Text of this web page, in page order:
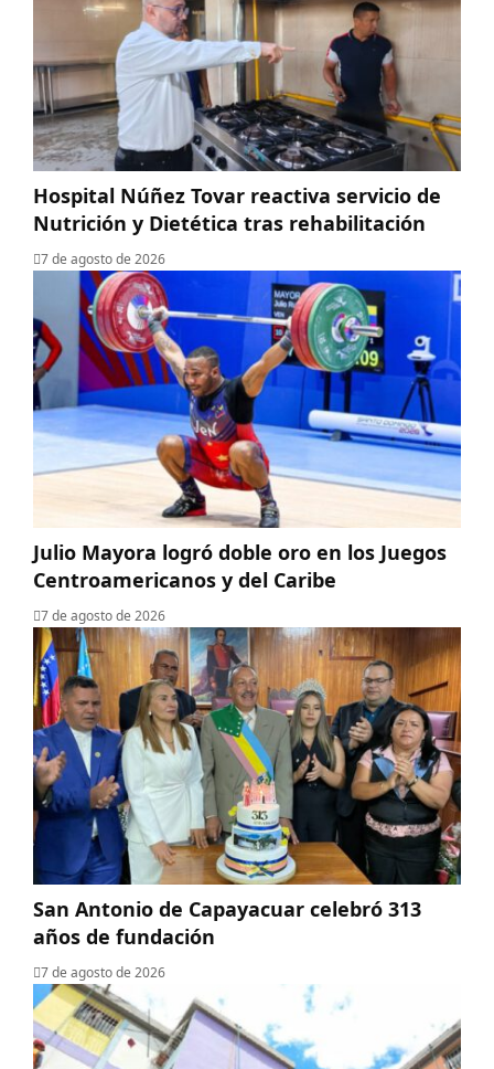
Hospital Núñez Tovar reactiva servicio de
Nutrición y Dietética tras rehabilitación
7 de agosto de 2026
Julio Mayora logró doble oro en los Juegos
Centroamericanos y del Caribe
7 de agosto de 2026
San Antonio de Capayacuar celebró 313
años de fundación
7 de agosto de 2026